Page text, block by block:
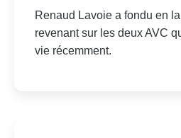
Renaud Lavoie a fondu en
revenant sur les deux AVC
vie récemment.